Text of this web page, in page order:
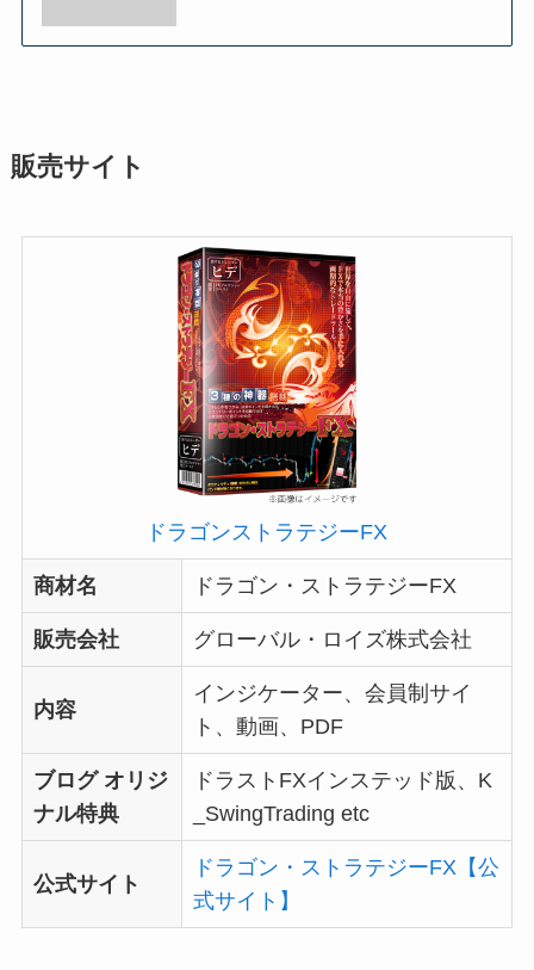
販売サイト
ドラゴンストラテジーFX
商材名 ドラゴン・ストラテジーFX
販売会社 グローバル・ロイズ株式会社
内容
インジケーター、会員制サイ
ト、動画、PDF
ブログ オリジ
ナル特典
ドラストFXインステッド版、K
_SwingTrading etc
公式サイト
ドラゴン・ストラテジーFX【公
式サイト】